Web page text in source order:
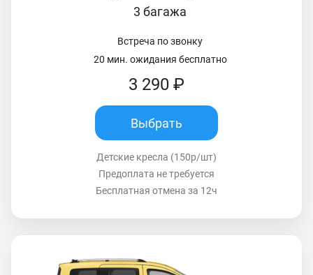
3 багажа
Встреча по звонку
20 мин. ожидания бесплатно
3 290 ₽
Выбрать
Детские кресла (150р/шт)
Предоплата не требуется
Бесплатная отмена за 12ч